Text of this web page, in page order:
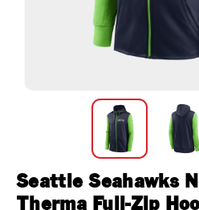
Seattle Seahawks
Therma Full-Zip